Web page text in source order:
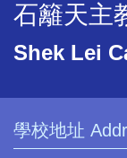
石籬天主
Shek Lei
學校地址